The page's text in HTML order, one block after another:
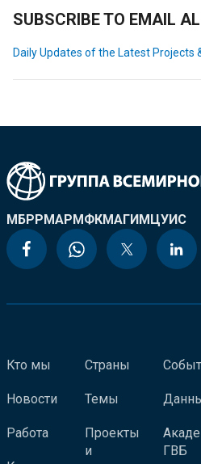
SUBSCRIBE TO EMAIL
Daily Updates of the Latest Projects
МБРРМАРМФКМАГИМЦУИС
Кто мы
Новости
Работа
Страны
Темы
Проекты
и
ГВБ